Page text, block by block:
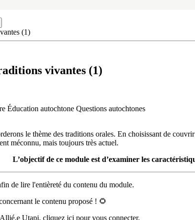
(1)
vivantes (1)
Éducation autochtone Questions autochtones
le thème des traditions orales. En choisissant de
méconnu, mais toujours très actuel.
L’objectif de ce module est d’examiner les
de lire l'entièreté du contenu du module.
le contenu proposé ! 🌻
Utapi, cliquez ici pour vous connecter.